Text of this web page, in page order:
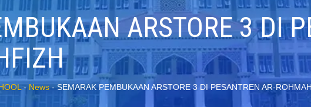
ARSTORE 3 DI
-News-SEMARAK PEMBUKAAN ARSTORE 3 DI PESANTREN AR-